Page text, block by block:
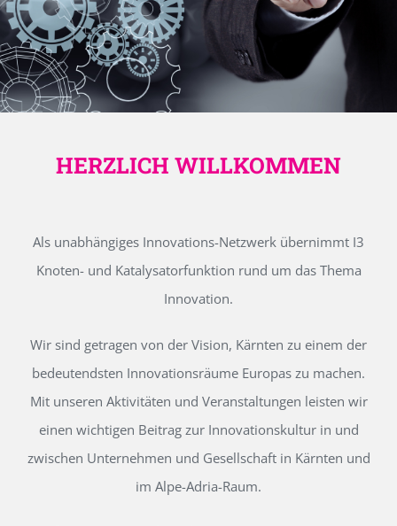
HERZLICH WILLKOMMEN
Als unabhängiges Innovations-Netzwerk übernimmt I3
Knoten- und Katalysatorfunktion rund um das Thema
Innovation.
Wir sind getragen von der Vision, Kärnten zu einem der
bedeutendsten Innovationsräume Europas zu machen.
Mit unseren Aktivitäten und Veranstaltungen leisten wir
einen wichtigen Beitrag zur Innovationskultur in und
zwischen Unternehmen und Gesellschaft in Kärnten und
im Alpe-Adria-Raum.